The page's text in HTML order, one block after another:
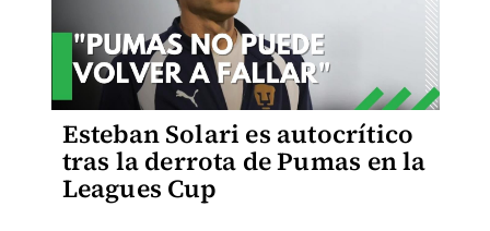
Esteban Solari es autocrítico
tras la derrota de Pumas en la
Leagues Cup